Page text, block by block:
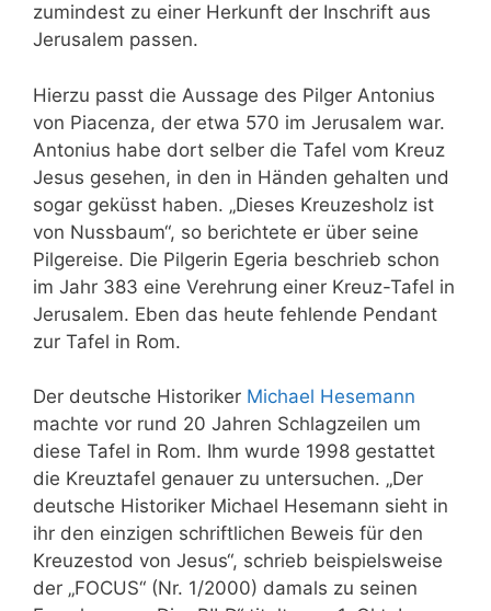
zumindest zu einer Herkunft der Inschrift aus
Jerusalem passen.
Hierzu passt die Aussage des Pilger Antonius
von Piacenza, der etwa 570 im Jerusalem war.
Antonius habe dort selber die Tafel vom Kreuz
Jesus gesehen, in den in Händen gehalten und
sogar geküsst haben. „Dieses Kreuzesholz ist
von Nussbaum“, so berichtete er über seine
Pilgereise. Die Pilgerin Egeria beschrieb schon
im Jahr 383 eine Verehrung einer Kreuz-Tafel in
Jerusalem. Eben das heute fehlende Pendant
zur Tafel in Rom.
Der deutsche Historiker Michael Hesemann
machte vor rund 20 Jahren Schlagzeilen um
diese Tafel in Rom. Ihm wurde 1998 gestattet
die Kreuztafel genauer zu untersuchen. „Der
deutsche Historiker Michael Hesemann sieht in
ihr den einzigen schriftlichen Beweis für den
Kreuzestod von Jesus“, schrieb beispielsweise
der „FOCUS“ (Nr. 1/2000) damals zu seinen